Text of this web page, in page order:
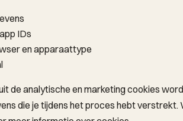
IDs
en apparaattype
de analytische en marketing cookies
die je tijdens het proces hebt verstrekt.